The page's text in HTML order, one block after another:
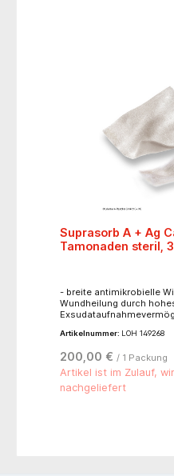
Suprasorb A + Ag
Tamonaden steril,
- breite antimikrobielle
Wundheilung durch
Wundklima schafft und
Silberionen-
Faser (1,5 % ionisches
Versorgung nicht
Artikelnummer: LOH 149268
200,00 € / 1 Packung
Artikel ist im Zulauf,
nachgeliefert